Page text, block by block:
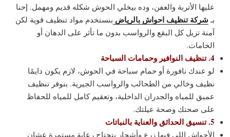
عليها الأتربة والعفن، وده بيخلي الحوش شكله قديم ومهمل. إحنا
بـ شركة تنظيف احواش بالرياض بنستخدم مواد تنظيف قوية لكن
آمنة تزيل كل البقع والرواسب بدون ما تأثر على الدهان أو
الخامات.
4. تنظيف النوافير وحمامات السباحة
لو عندك نافورة أو حمام سباحة في الحوش، لازم يكون دايمًا
نظيف وخالي من الطحالب والرواسب الجيرية. بنوفر تنظيف
عميق للمياه والجدران الداخلية، وتعقيم كامل للمياه للحفاظ
على صحتك وصحة عيلتك.
5. تنسيق الحدائق والعناية بالنباتات
الأحواش اللي فيها زرع وأشجار بتحتاج رعاية مستمرة عشان